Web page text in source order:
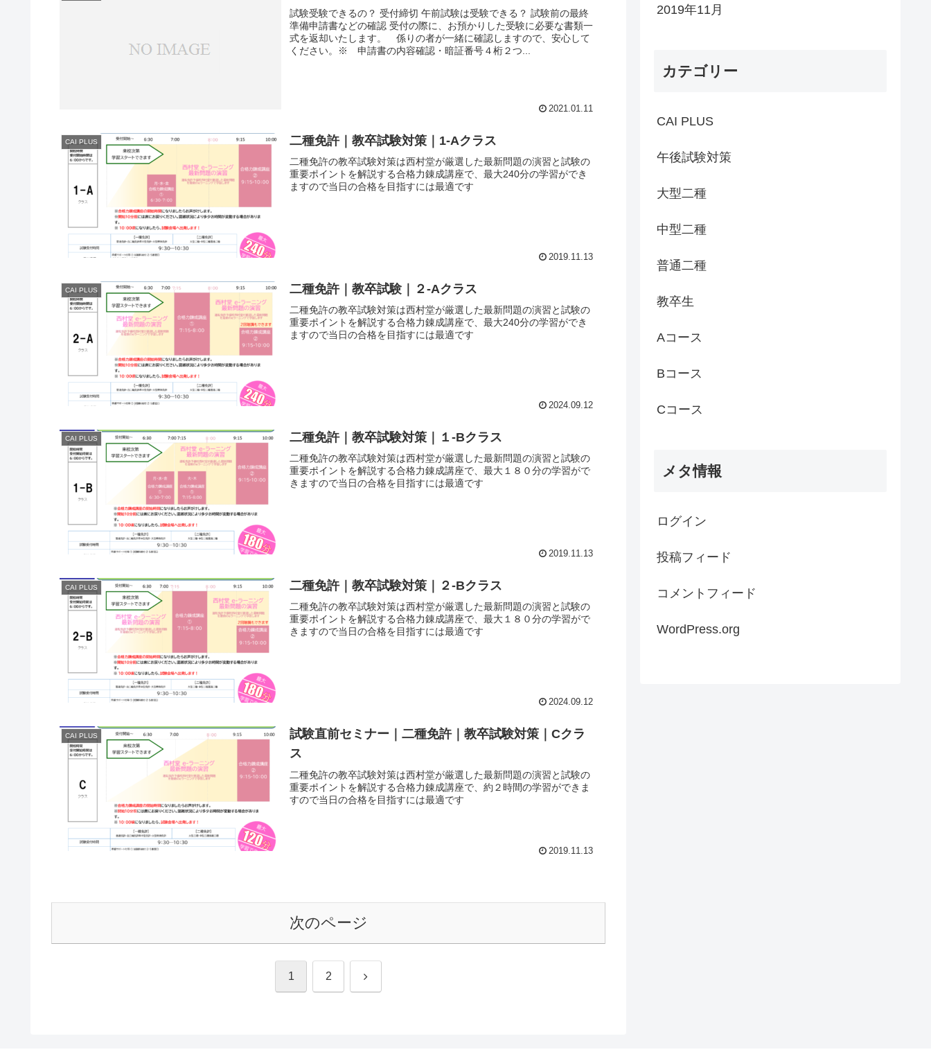
試験受験できるの？ 受付締切 午前試験は受験できる？ 試験前の最終
準備申請書などの確認 受付の際に、お預かりした受験に必要な書類一
式を返却いたします。 係りの者が一緒に確認しますので、安心して
ください。※ 申請書の内容確認・暗証番号４桁２つ...
2021.01.11
CAI PLUS 二種免許｜教卒試験対策｜1-Aクラス
二種免許の教卒試験対策は西村堂が厳選した最新問題の演習と試験の
重要ポイントを解説する合格力錬成講座で、最大240分の学習ができ
ますので当日の合格を目指すには最適です
2019.11.13
CAI PLUS 二種免許｜教卒試験｜２-Aクラス
二種免許の教卒試験対策は西村堂が厳選した最新問題の演習と試験の
重要ポイントを解説する合格力錬成講座で、最大240分の学習ができ
ますので当日の合格を目指すには最適です
2024.09.12
CAI PLUS 二種免許｜教卒試験対策｜１-Bクラス
二種免許の教卒試験対策は西村堂が厳選した最新問題の演習と試験の
重要ポイントを解説する合格力錬成講座で、最大１８０分の学習がで
きますので当日の合格を目指すには最適です
2019.11.13
CAI PLUS 二種免許｜教卒試験対策｜２-Bクラス
二種免許の教卒試験対策は西村堂が厳選した最新問題の演習と試験の
重要ポイントを解説する合格力錬成講座で、最大１８０分の学習がで
きますので当日の合格を目指すには最適です
2024.09.12
CAI PLUS
試験直前セミナー｜二種免許｜教卒試験対策｜Cクラ
ス
二種免許の教卒試験対策は西村堂が厳選した最新問題の演習と試験の
重要ポイントを解説する合格力錬成講座で、約２時間の学習ができま
すので当日の合格を目指すには最適です
2019.11.13
次のページ
1 2 次
2019年11月
カテゴリー
CAI PLUS
午後試験対策
大型二種
中型二種
普通二種
教卒生
Aコース
Bコース
Cコース
メタ情報
ログイン
投稿フィード
コメントフィード
WordPress.org